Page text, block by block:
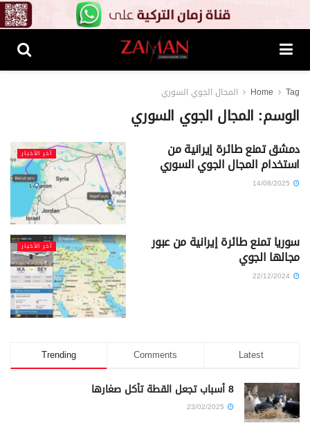
Home Tag المجال الجوي السوري
الوسم: المجال الجوي السوري
آخر الأخبار دمشق تمنع طائرة إيرانية من
استخدام المجال الجوي السوري
آخر الأخبار سوريا تمنع طائرة إيرانية من عبور
مجالها الجوي
Trending Comments Latest
8 أسباب تجعل القطة تأكل صغارها